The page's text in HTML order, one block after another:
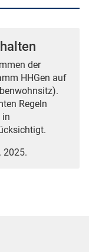
der
HHGen auf
Regeln
in
2025.